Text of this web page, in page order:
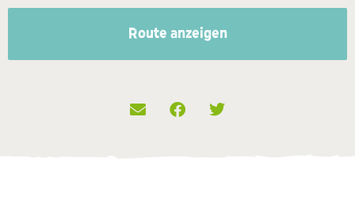
Route anzeigen